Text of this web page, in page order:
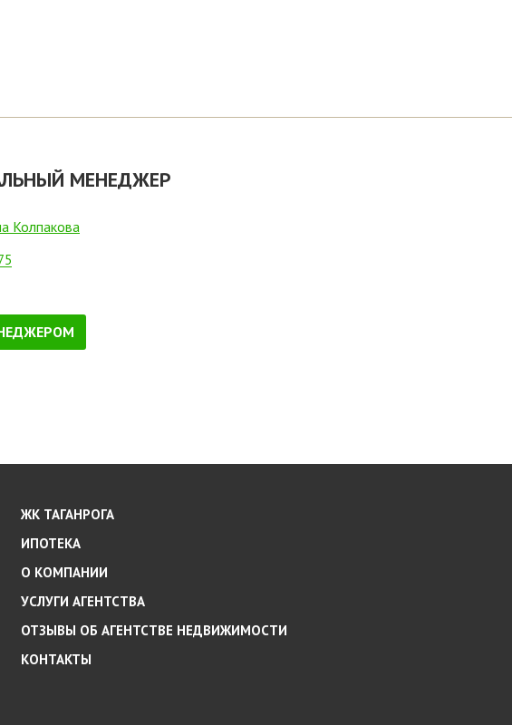
МЕНЕДЖЕР
Колпакова
ЖК ТАГАНРОГА
ИПОТЕКА
О КОМПАНИИ
УСЛУГИ АГЕНТСТВА
ОТЗЫВЫ ОБ АГЕНТСТВЕ НЕДВИЖИМОСТИ
КОНТАКТЫ